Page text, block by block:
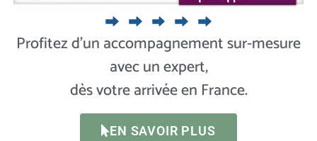
Profitez d’un accompagnement sur-mesure
avec un expert,
dès votre arrivée en France.
EN SAVOIR PLUS